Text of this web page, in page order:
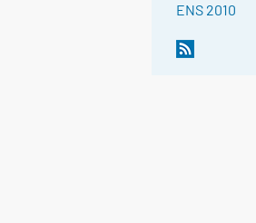
ENS 2010